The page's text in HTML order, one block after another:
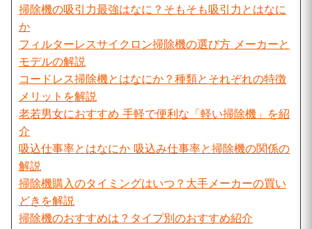
掃除機の吸引力最強はなに？そもそも吸引力とはなに
か
フィルターレスサイクロン掃除機の選び方 メーカーと
モデルの解説
コードレス掃除機とはなにか？種類とそれぞれの特徴
メリットを解説
老若男女におすすめ 手軽で便利な「軽い掃除機」を紹
介
吸込仕事率とはなにか 吸込み仕事率と掃除機の関係の
解説
掃除機購入のタイミングはいつ？大手メーカーの買い
どきを解説
掃除機のおすすめは？タイプ別のおすすめ紹介